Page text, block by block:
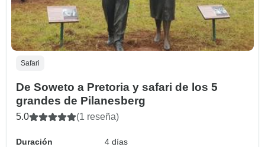
Safari
De Soweto a Pretoria y safari de los 5
grandes de Pilanesberg
5.0 (1 reseña)
Duración
4 días